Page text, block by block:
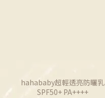
hahababy超輕透亮防曬乳
SPF50+ PA++++